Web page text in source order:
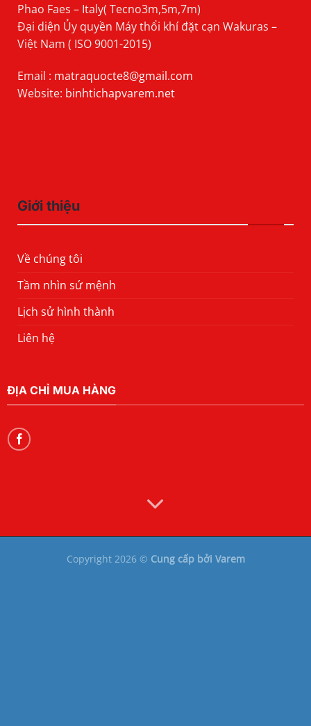
Phao Faes – Italy( Tecno3m,5m,7m)
Đại diện Ủy quyền Máy thổi khí đặt cạn Wakuras –
Việt Nam ( ISO 9001-2015)
Email : matraquocte8@gmail.com
Website: binhtichapvarem.net
Giới thiệu
Về chúng tôi
Tầm nhìn sứ mệnh
Lịch sử hình thành
Liên hệ
ĐỊA CHỈ MUA HÀNG
Copyright 2026 © Cung cấp bởi Varem